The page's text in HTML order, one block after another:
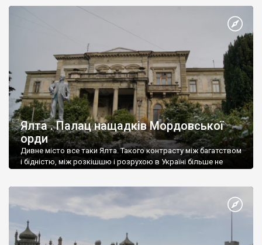
Ялта . Палац нащадків Мордовської
орди
Дивне місто все таки Ялта. Такого контрасту між багатством
і бідністю, між розкішшю і розрухою в Україні більше не